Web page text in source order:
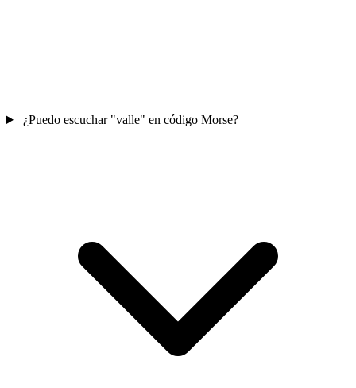
¿Puedo escuchar "valle" en código Morse?